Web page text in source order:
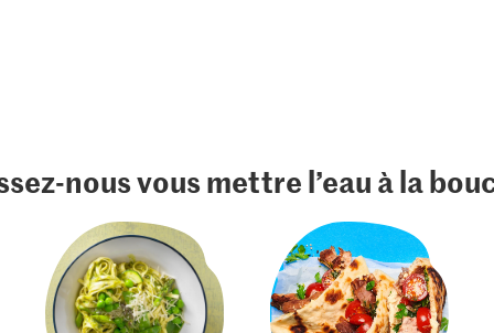
nous vous mettre l’eau à la